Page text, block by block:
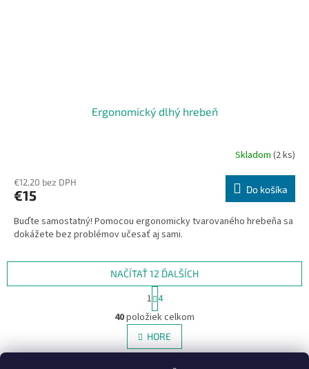
Ergonomický dlhý hrebeň
Skladom (2 ks)
€12,20 bez DPH
€15 Do košíka
Buďte samostatný! Pomocou ergonomicky tvarovaného hrebeňa sa
dokážete bez problémov učesať aj sami.
O
v
l
á
NAČÍTAŤ 12 ĎALŠÍCH
S
t
r
á
n
k
1 4
40položiek celkom
HORE